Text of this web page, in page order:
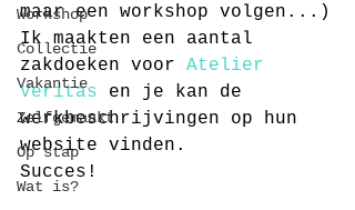
Workshop
Collectie
Vakantie
Zelfgemaakt
Op stap
Wat is?
maar een workshop volgen...)
Ik maakten een aantal
zakdoeken voor Atelier
Veritas en je kan de
werkbeschrijvingen op hun
website vinden.
Succes!